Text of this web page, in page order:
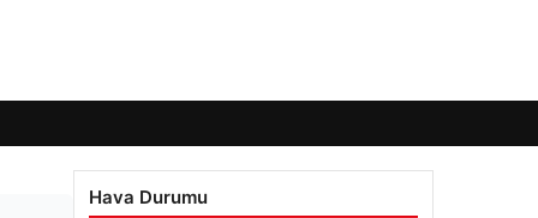
Hava Durumu